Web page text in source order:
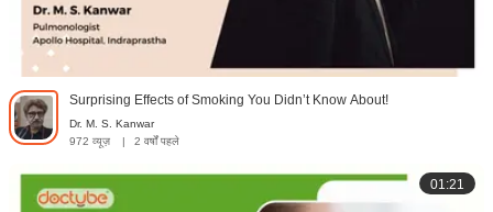
Surprising Effects of Smoking You Didn’t Know About!
Dr. M. S. Kanwar
972 व्यूज़
| 2 वर्षों पहले
01:21